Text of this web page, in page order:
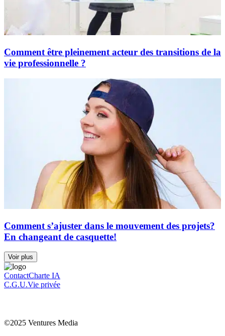
Comment être pleinement acteur des transitions de la
vie professionnelle ?
Comment s’ajuster dans le mouvement des projets?
En changeant de casquette!
Voir plus
ContactCharte IA
C.G.U.Vie privée
©2025 Ventures Media